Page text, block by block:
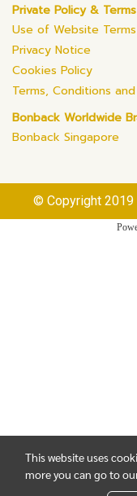
Private Policy &
Use of Website
Privacy Notice
Cookies Policy
Terms, Conditions
Bonback Worldwide
Bonback Singapore
© Copyright 2019
This website uses
more you can go to